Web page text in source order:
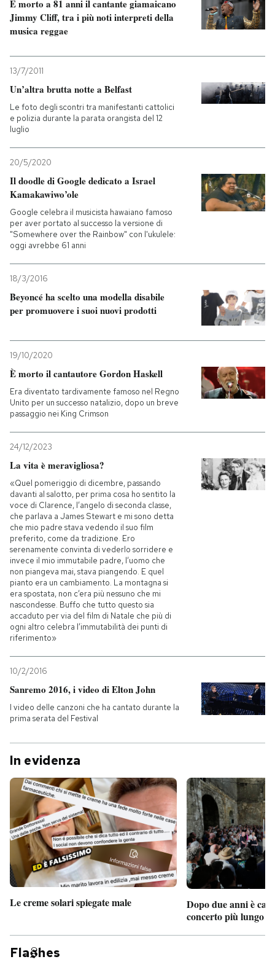
È morto a 81 anni il cantante giamaicano
Jimmy Cliff, tra i più noti interpreti della
musica reggae
13/7/2011
Un’altra brutta notte a Belfast
Le foto degli scontri tra manifestanti cattolici
e polizia durante la parata orangista del 12
luglio
20/5/2020
Il doodle di Google dedicato a Israel
Kamakawiwo’ole
Google celebra il musicista hawaiano famoso
per aver portato al successo la versione di
"Somewhere over the Rainbow" con l'ukulele:
oggi avrebbe 61 anni
18/3/2016
Beyoncé ha scelto una modella disabile
per promuovere i suoi nuovi prodotti
19/10/2020
È morto il cantautore Gordon Haskell
Era diventato tardivamente famoso nel Regno
Unito per un successo natalizio, dopo un breve
passaggio nei King Crimson
24/12/2023
La vita è meravigliosa?
«Quel pomeriggio di dicembre, passando
davanti al salotto, per prima cosa ho sentito la
voce di Clarence, l’angelo di seconda classe,
che parlava a James Stewart e mi sono detta
che mio padre stava vedendo il suo film
preferito, come da tradizione. Ero
serenamente convinta di vederlo sorridere e
invece il mio immutabile padre, l’uomo che
non piangeva mai, stava piangendo. E quel
pianto era un cambiamento. La montagna si
era spostata, non c’era più nessuno che mi
nascondesse. Buffo che tutto questo sia
accaduto per via del film di Natale che più di
ogni altro celebra l’immutabilità dei punti di
riferimento»
10/2/2016
Sanremo 2016, i video di Elton John
I video delle canzoni che ha cantato durante la
prima serata del Festival
In evidenza
Le creme solari spiegate male
Dopo due anni è
concerto più lungo
Fla hes